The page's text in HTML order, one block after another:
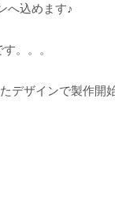
へ込めます♪
す。。。
デザインで製作開